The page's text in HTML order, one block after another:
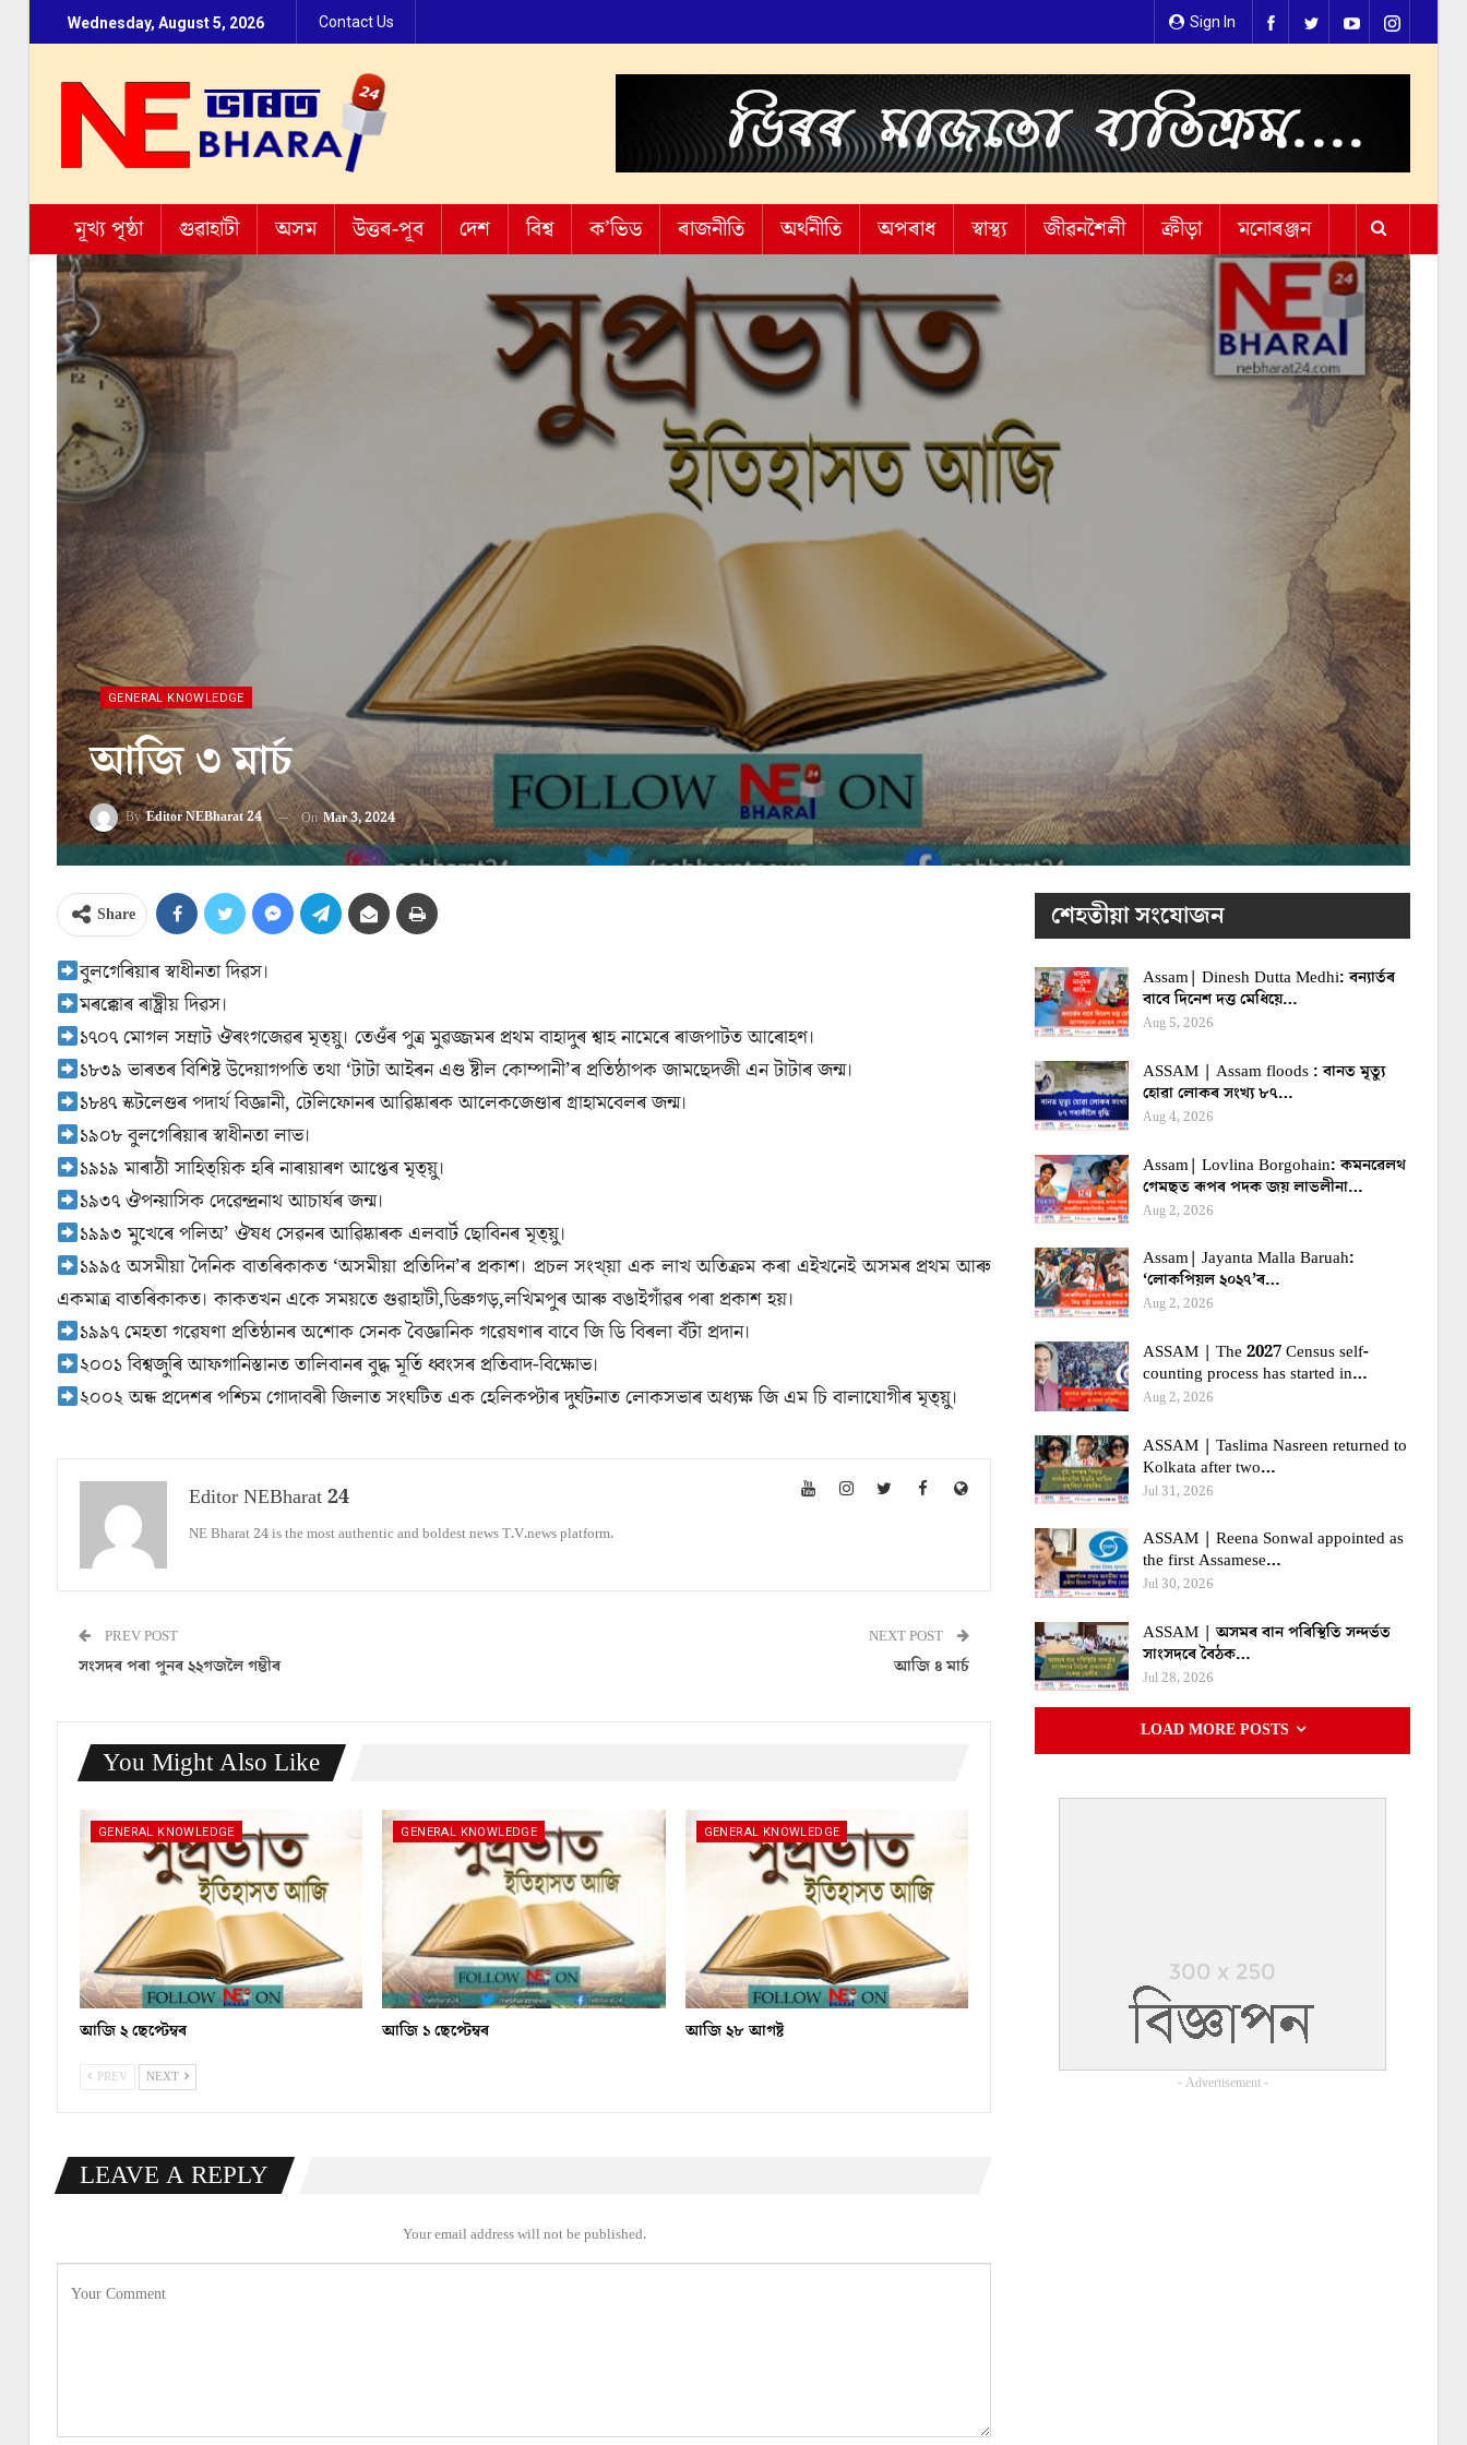
Sign In
Wednesday, August 5, 2026 Contact Us
মূখ্য পৃষ্ঠা গুৱাহাটী অসম উত্তৰ-পূব দেশ বিশ্ব ক’ভিড ৰাজনীতি অৰ্থনীতি অপৰাধ স্বাস্থ্য জীৱনশৈলী ক্ৰীড়া মনোৰঞ্জন
GENERAL KNOWLEDGE
আজি ৩ মাৰ্চ
ByEditor NEBharat 24 OnMar 3, 2024
Share
বুলগেৰিয়াৰ স্বাধীনতা দিৱস।
মৰক্কোৰ ৰাষ্ট্ৰীয় দিৱস।
১৭০৭ মোগল সম্ৰাট ঔৰংগজেৱৰ মৃত্য়ু। তেওঁৰ পুত্ৰ মুৱজ্জমৰ প্ৰথম বাহাদুৰ শ্বাহ নামেৰে ৰাজপাটত আৰোহণ।
১৮৩৯ ভাৰতৰ বিশিষ্ট উদ্য়োগপতি তথা ‘টাটা আইৰন এণ্ড ষ্টীল কোম্পানী’ৰ প্ৰতিষ্ঠাপক জামছেদজী এন টাটাৰ জন্ম।
১৮৪৭ স্কটলেণ্ডৰ পদাৰ্থ বিজ্ঞানী, টেলিফোনৰ আৱিষ্কাৰক আলেকজেণ্ডাৰ গ্ৰাহামবেলৰ জন্ম।
১৯০৮ বুলগেৰিয়াৰ স্বাধীনতা লাভ।
১৯১৯ মাৰাঠী সাহিত্য়িক হৰি নাৰায়াৰণ আপ্তেৰ মৃত্য়ু।
১৯৩৭ ঔপন্য়াসিক দেৱেন্দ্ৰনাথ আচাৰ্যৰ জন্ম।
১৯৯৩ মুখেৰে পলিঅ’ ঔষধ সেৱনৰ আৱিষ্কাৰক এলবাৰ্ট ছোবিনৰ মৃত্য়ু।
১৯৯৫ অসমীয়া দৈনিক বাতৰিকাকত ‘অসমীয়া প্ৰতিদিন’ৰ প্ৰকাশ। প্ৰচল সংখ্য়া এক লাখ অতিক্ৰম কৰা এইখনেই অসমৰ প্ৰথম আৰু
একমাত্ৰ বাতৰিকাকত। কাকতখন একে সময়তে গুৱাহাটী,ডিব্ৰুগড়,লখিমপুৰ আৰু বঙাইগাঁৱৰ পৰা প্ৰকাশ হয়।
১৯৯৭ মেহতা গৱেষণা প্ৰতিষ্ঠানৰ অশোক সেনক বৈজ্ঞানিক গৱেষণাৰ বাবে জি ডি বিৰলা বঁটা প্ৰদান।
২০০১ বিশ্বজুৰি আফগানিস্তানত তালিবানৰ বুদ্ধ মূৰ্তি ধ্বংসৰ প্ৰতিবাদ-বিক্ষোভ।
২০০২ অন্ধ প্ৰদেশৰ পশ্চিম গোদাবৰী জিলাত সংঘটিত এক হেলিকপ্টাৰ দুৰ্ঘটনাত লোকসভাৰ অধ্যক্ষ জি এম চি বালাযোগীৰ মৃত্য়ু।
Editor NEBharat 24
NE Bharat 24 is the most authentic and boldest news T.V.news platform.
PREV POST
সংসদৰ পৰা পুনৰ ২২গজলৈ গম্ভীৰ
NEXT POST
আজি ৪ মাৰ্চ
You Might Also Like
GENERAL KNOWLEDGE
আজি ২ ছেপ্টেম্বৰ
GENERAL KNOWLEDGE
আজি ১ ছেপ্টেম্বৰ
GENERAL KNOWLEDGE
আজি ২৮ আগষ্ট
PREV NEXT
LEAVE A REPLY
Your email address will not be published.
শেহতীয়া সংযোজন
Assam| Dinesh Dutta Medhi: বন্যাৰ্তৰ
বাবে দিনেশ দত্ত মেধিয়ে…
Aug 5, 2026
ASSAM | Assam floods : বানত মৃত্যু
হোৱা লোকৰ সংখ্য ৮৭…
Aug 4, 2026
Assam| Lovlina Borgohain: কমনৱেলথ
গেমছত ৰূপৰ পদক জয় লাভলীনা…
Aug 2, 2026
Assam| Jayanta Malla Baruah:
‘লোকপিয়ল ২০২৭’ৰ…
Aug 2, 2026
ASSAM | The 2027 Census self-
counting process has started in…
Aug 2, 2026
ASSAM | Taslima Nasreen returned to
Kolkata after two…
Jul 31, 2026
ASSAM | Reena Sonwal appointed as
the first Assamese…
Jul 30, 2026
ASSAM | অসমৰ বান পৰিস্থিতি সন্দৰ্ভত
সাংসদৰে বৈঠক…
Jul 28, 2026
LOAD MORE POSTS
- Advertisement -